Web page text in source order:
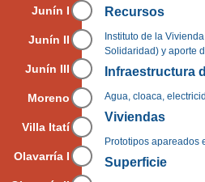
Junín I
Junín II
Junín III
Moreno
Villa Itatí
Olavarría I
Recursos
Instituto de la
Solidaridad) y aporte
Infraestructura
Agua, cloaca,
Viviendas
Prototipos apareados
Superficie